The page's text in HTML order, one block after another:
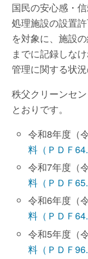
国民の安心感・
処理施設の設置
を対象に、施設
までに記録しな
管理に関する状
秩父クリーンセ
とおりです。
令和8年度（
料（ＰＤＦ
令和7年度（
料（ＰＤＦ
令和6年度（
料（ＰＤＦ
令和5年度（
料（ＰＤＦ